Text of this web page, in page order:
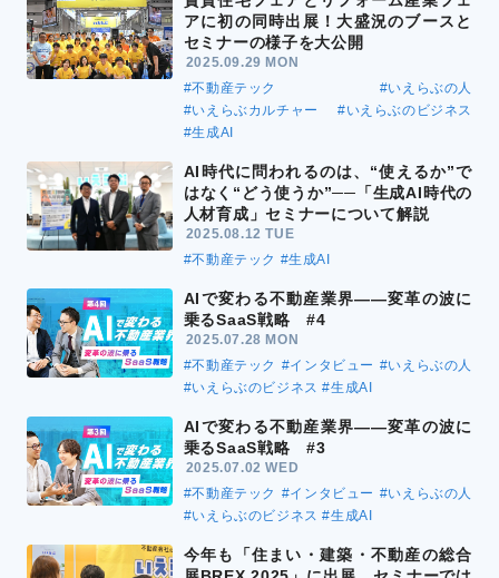
アに初の同時出展！大盛況のブースと
セミナーの様子を大公開
2025.09.29 MON
#不動産テック
#いえらぶの人
#いえらぶカルチャー
#いえらぶのビジネス
#生成AI
AI時代に問われるのは、“使えるか”で
はなく“どう使うか”──「生成AI時代の
人材育成」セミナーについて解説
2025.08.12 TUE
#不動産テック #生成AI
AIで変わる不動産業界――変革の波に
乗るSaaS戦略 #4
2025.07.28 MON
#不動産テック #インタビュー #いえらぶの人
#いえらぶのビジネス #生成AI
AIで変わる不動産業界――変革の波に
乗るSaaS戦略 #3
2025.07.02 WED
#不動産テック #インタビュー #いえらぶの人
#いえらぶのビジネス #生成AI
今年も「住まい・建築・不動産の総合